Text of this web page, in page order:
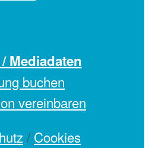
Mediadaten
buchen
vereinbaren
/ Cookies